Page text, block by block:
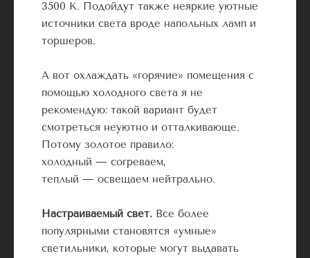
3500 К. Подойдут также неяркие уютные
источники света вроде напольных ламп и
торшеров.
А вот охлаждать «горячие» помещения с
помощью холодного света я не
рекомендую: такой вариант будет
смотреться неуютно и отталкивающе.
Потому золотое правило:
холодный — согреваем,
теплый — освещаем нейтрально.
Настраиваемый свет. Все более
популярными становятся «умные»
светильники, которые могут выдавать